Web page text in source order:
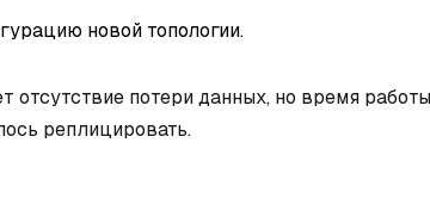
новой топологии.
отсутствие потери данных, но время
реплицировать.